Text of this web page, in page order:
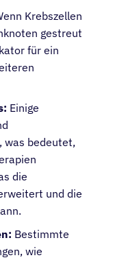
Krebszellen
gestreut
für ein
Einige
was bedeutet,
die
und die
Bestimmte
wie